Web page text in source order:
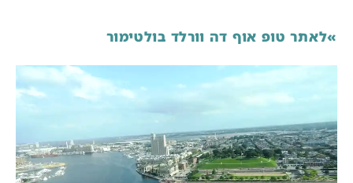
»לאתר טופ אוף דה וורלד בולטימור